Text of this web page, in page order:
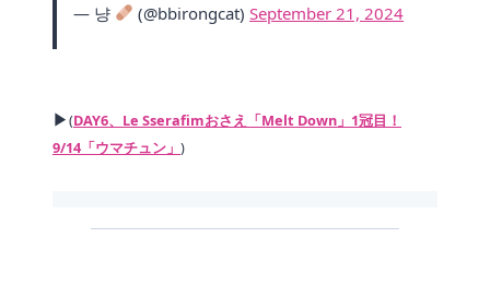
— 냥 (@bbirongcat)September 21, 2024
▶(DAY6、Le Sserafimおさえ「Melt Down」1冠目！
9/14「ウマチュン」 )